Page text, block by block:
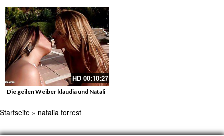
HD 00:10:27
Die geilen Weiber klaudia und Natali
Startseite » natalia forrest